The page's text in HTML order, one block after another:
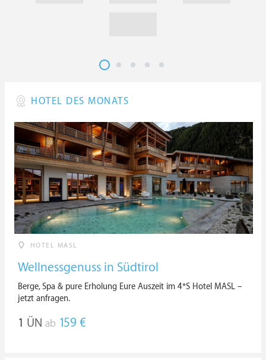
HOTEL DES MONATS
HOTEL MASL
Wellnessgenuss in Südtirol
Berge, Spa & pure Erholung Eure Auszeit im 4*S Hotel MASL –
jetzt anfragen.
1 ÜN ab 159 €